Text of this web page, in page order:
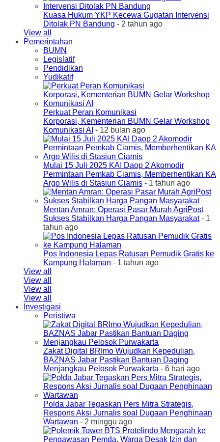
Kuasa Hukum YKP Kecewa Gugatan Intervensi
Ditolak PN Bandung - 2 tahun ago
View all
Pemerintahan
BUMN
Legislatif
Pendidikan
Yudikatif
Perkuat Peran Komunikasi
Korporasi, Kementerian BUMN Gelar Workshop
Komunikasi AI - 12 bulan ago
Mulai 15 Juli 2025 KAI Daop 2 Akomodir
Permintaan Pemkab Ciamis, Memberhentikan KA
Argo Wilis di Stasiun Ciamis - 1 tahun ago
Mentan Amran: Operasi Pasar Murah AgriPost
Sukses Stabilkan Harga Pangan Masyarakat- 1
tahun ago
Pos Indonesia Lepas Ratusan Pemudik Gratis ke
Kampung Halaman - 1 tahun ago
View all
View all
View all
View all
Investigasi
Peristiwa
Zakat Digital BRImo Wujudkan Kepedulian,
BAZNAS Jabar Pastikan Bantuan Daging
Menjangkau Pelosok Purwakarta - 6 hari ago
Polda Jabar Tegaskan Pers Mitra Strategis,
Respons Aksi Jurnalis soal Dugaan Penghinaan
Wartawan - 2 minggu ago